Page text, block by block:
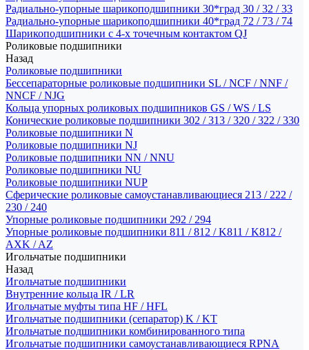
Радиально-упорные шарикоподшипники 30*град 30 / 32 / 33
Радиально-упорные шарикоподшипники 40*град 72 / 73 / 74
Шарикоподшипники с 4-х точечным контактом QJ
Роликовые подшипники
Назад
Роликовые подшипники
Бессепараторные роликовые подшипники SL / NCF / NNF /
NNCF / NJG
Кольца упорных роликовых подшипников GS / WS / LS
Конические роликовые подшипники 302 / 313 / 320 / 322 / 330
Роликовые подшипники N
Роликовые подшипники NJ
Роликовые подшипники NN / NNU
Роликовые подшипники NU
Роликовые подшипники NUP
Сферические роликовые самоустанавливающиеся 213 / 222 /
230 / 240
Упорные роликовые подшипники 292 / 294
Упорные роликовые подшипники 811 / 812 / K811 / K812 /
AXK / AZ
Игольчатые подшипники
Назад
Игольчатые подшипники
Внутренние кольца IR / LR
Игольчатые муфты типа HF / HFL
Игольчатые подшипники (сепаратор) K / KT
Игольчатые подшипники комбинированного типа
Игольчатые подшипники самоустанавливающиеся RPNA